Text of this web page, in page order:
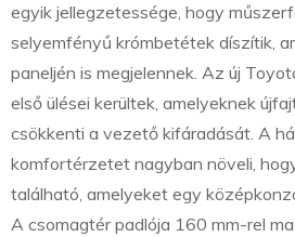
egyik jellegzetessége, hogy
selyemfényű krómbetétek díszítik,
paneljén is megjelennek. Az új
első ülései kerültek, amelyeknek
csökkenti a vezető kifáradását. A
komfortérzetet nagyban növeli,
található, amelyeket egy
A csomagtér padlója 160 mm-rel